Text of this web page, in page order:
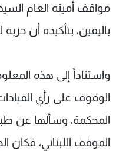
مواقف أمينه العام
باليقين، بتأكيده أن
واستناداً إلى هذه
الوقوف على رأي
المحكمة، وسألها عن
الموقف اللبناني،